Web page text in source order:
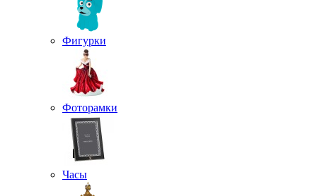
Фигурки
Фоторамки
Часы